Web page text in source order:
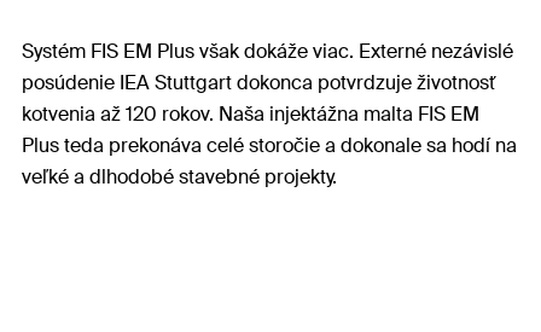
Systém FIS EM Plus však dokáže viac. Externé nezávislé
posúdenie IEA Stuttgart dokonca potvrdzuje životnosť
kotvenia až 120 rokov. Naša injektážna malta FIS EM
Plus teda prekonáva celé storočie a dokonale sa hodí na
veľké a dlhodobé stavebné projekty.